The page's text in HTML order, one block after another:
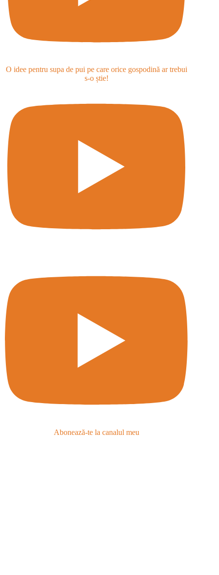
O idee pentru supa de pui pe care orice gospodină ar trebui
s-o știe!
Abonează-te la canalul meu